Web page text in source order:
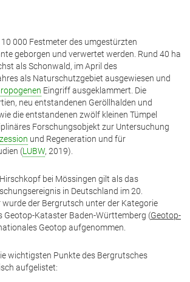
000 Festmeter des umgestürzten
geborgen und verwertet werden. Rund 40 ha
als Schonwald, im April des
als Naturschutzgebiet ausgewiesen und
Eingriff ausgeklammert. Die
neu entstandenen Geröllhalden und
die entstandenen zwölf kleinen Tümpel
Forschungsobjekt zur Untersuchung
und Regeneration und für
(LUBW, 2019).
bei Mössingen gilt als das
in Deutschland im 20.
der Bergrutsch unter der Kategorie
Geotop-Kataster Baden-Württemberg (Geotop-
Geotop aufgenommen.
wichtigsten Punkte des Bergrutsches
aufgelistet: